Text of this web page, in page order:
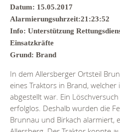
Datum: 15.05.2017
Alarmierungsuhrzeit:21:23:52
Info: Unterstützung
Einsatzkräfte
Grund: Brand
In dem Allersberger Ortsteil
eines Traktors in Brand,
abgestellt war. Ein
erfolglos. Deshalb wurden die
Brunnau und Birkach alarmiert,